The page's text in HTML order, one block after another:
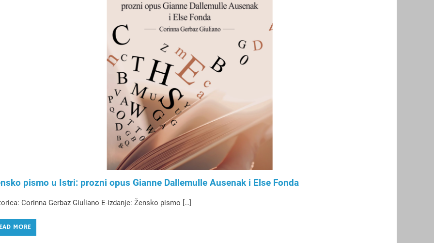
pismo u Istri: prozni opus Gianne Dallemulle Ausenak i Else Fonda
Corinna Gerbaz Giuliano E-izdanje: Žensko pismo […]
MORE